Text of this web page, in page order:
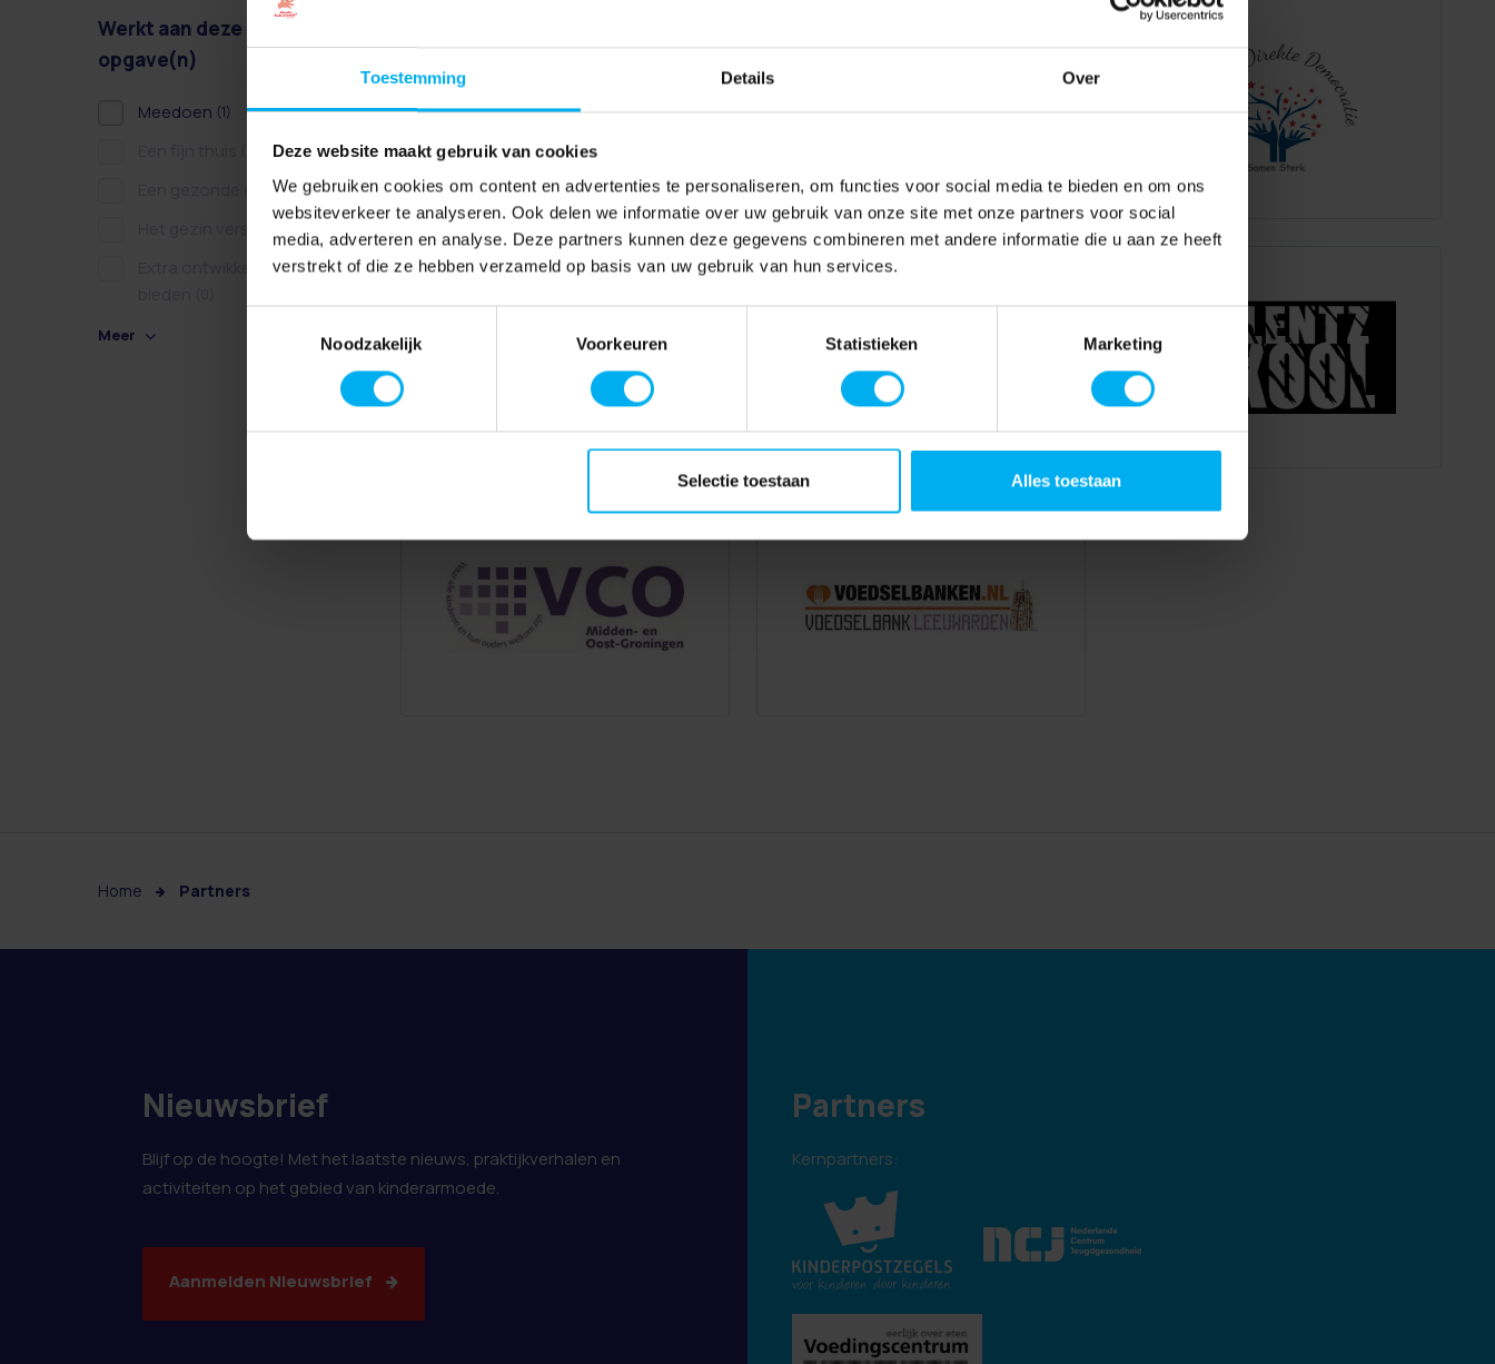
Toestemming Details Over
Deze website maakt gebruik van cookies
We gebruiken cookies om content en advertenties te personaliseren, om functies voor social media te bieden en om ons
websiteverkeer te analyseren. Ook delen we informatie over uw gebruik van onze site met onze partners voor social
media, adverteren en analyse. Deze partners kunnen deze gegevens combineren met andere informatie die u aan ze heeft
verstrekt of die ze hebben verzameld op basis van uw gebruik van hun services.
Noodzakelijk
Voorkeuren Statistieken Marketing
Selectie toestaan Alles toestaan
Werkt aan deze
opgave(n)
Meedoen (1)
Een gezonde dag(0)
(0)
Extra ontwikkelkansen
Meer
Home Partners
Nieuwsbrief
Blijf op de hoogte! Met het laatste nieuws, praktijkverhalen en
activiteiten op het gebied van kinderarmoede.
Aanmelden Nieuwsbrief
Partners
Kernpartners: